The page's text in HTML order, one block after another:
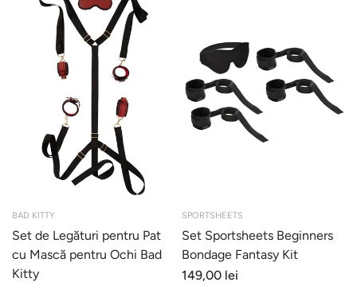
BAD KITTY
Set de Legături pentru Pat
cu Mască pentru Ochi Bad
Kitty
SPORTSHEETS
Set Sportsheets Beginners
Bondage Fantasy Kit
149,00 lei